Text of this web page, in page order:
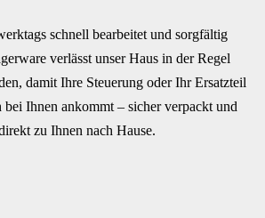
schnell bearbeitet und sorgfältig
verlässt unser Haus in der Regel
damit Ihre Steuerung oder Ihr Ersatzteil
Ihnen ankommt – sicher verpackt und
zu Ihnen nach Hause.